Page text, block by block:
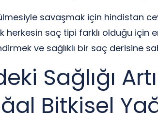
savaşmak için hindistan
herkesin saç tipi farklı olduğu için
ve sağlıklı bir saç
Sağlığı
Bitkisel